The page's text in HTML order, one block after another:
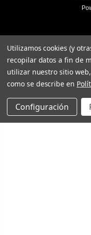
Utilizamos cookies (y
recopilar datos a fin de
utilizar nuestro sitio
como se describe en
Configuración